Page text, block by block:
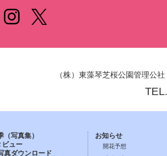
（株）東藻琴芝桜公園管理公社
TEL.
（写真集）
ビュー
真ダウンロード
お知らせ
開花予想